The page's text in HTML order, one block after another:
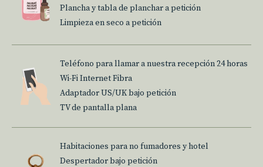
Plancha y tabla de planchar a petición
Limpieza en seco a petición
Teléfono para llamar a nuestra recepción 24 horas
Wi-Fi Internet Fibra
Adaptador US/UK bajo petición
TV de pantalla plana
Habitaciones para no fumadores y hotel
Despertador bajo petición